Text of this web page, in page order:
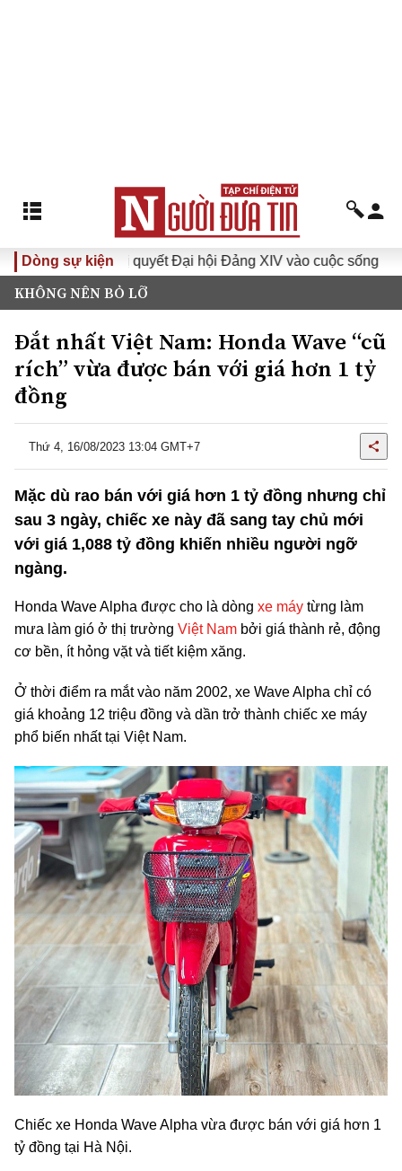
Dòng sự kiện
Đưa Nghị quyết Đại hội Đảng XIV vào cuộc sống Hướng
KHÔNG NÊN BỎ LỠ
Đắt nhất Việt Nam: Honda Wave “cũ
rích” vừa được bán với giá hơn 1 tỷ
đồng
Thứ 4, 16/08/2023 13:04 GMT+7
Mặc dù rao bán với giá hơn 1 tỷ đồng nhưng chỉ
sau 3 ngày, chiếc xe này đã sang tay chủ mới
với giá 1,088 tỷ đồng khiến nhiều người ngỡ
ngàng.
Honda Wave Alpha được cho là dòng xe máy từng làm
mưa làm gió ở thị trường Việt Nam bởi giá thành rẻ, động
cơ bền, ít hỏng vặt và tiết kiệm xăng.
Ở thời điểm ra mắt vào năm 2002, xe Wave Alpha chỉ có
giá khoảng 12 triệu đồng và dần trở thành chiếc xe máy
phổ biến nhất tại Việt Nam.
Chiếc xe Honda Wave Alpha vừa được bán với giá hơn 1
tỷ đồng tại Hà Nội.